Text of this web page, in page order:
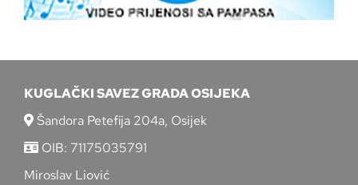
KUGLAČKI SAVEZ GRADA OSIJEKA
Šandora Petefija 204a, Osijek
OIB: 71175035791
Miroslav Liović